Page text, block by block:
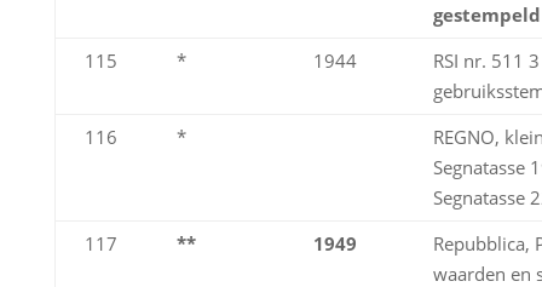
115
* 1944
RSI nr. 511
116
*
REGNO,
Segnatasse
Segnatasse
117
** 1949
Repubblica,
waarden en